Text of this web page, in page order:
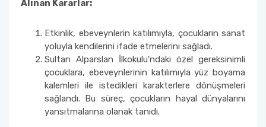
Alınan Kararlar:
Etkinlik, ebeveynlerin katılımıyla, çocukların sanat
yoluyla kendilerini ifade etmelerini sağladı.
Sultan Alparslan İlkokulu'ndaki özel gereksinimli
çocuklara, ebeveynlerinin katılımıyla yüz boyama
kalemleri ile istedikleri karakterlere dönüşmeleri
sağlandı. Bu süreç, çocukların hayal dünyalarını
yansıtmalarına olanak tanıdı.
Sosyal Medya Komisyonu
Stratejik Planlama Komisyonu
Ulusal/ Uluslararası İlişkiler Koordinatörlüğü